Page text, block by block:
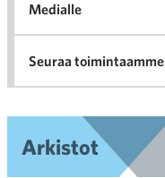
Medialle
Seuraa toimintaamme
Arkistot